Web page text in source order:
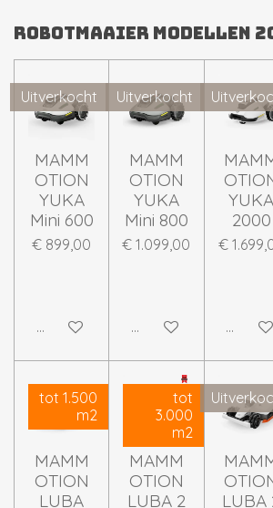
robotmaaier modellen
Uitverkocht
MAMM
OTION
YUKA
Mini 600
€ 899,00
Houd mij op de hoogte
Uitverkocht
MAMM
OTION
YUKA
Mini 800
€ 1.099,00
Houd mij op de
YUKA
2000
€
Houd
tot 1.500
m2
MAMM
OTION
LUBA
tot
3.000
m2
MAMM
OTION
LUBA 2
LUBA